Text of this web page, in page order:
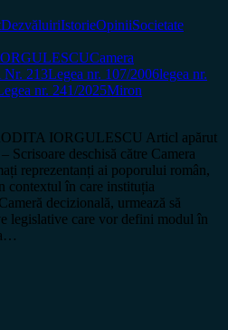
DezvăluiriIstorieOpiniiSocietate
Camera
213Legea nr. 107/2006legea nr.
nr. 241/2025Miron
IORGULESCU Articl apărut
deschisă către Camera
reprezentanți ai poporului român,
contextul în care instituția
decizională, urmează să
legislative care vor defini modul în